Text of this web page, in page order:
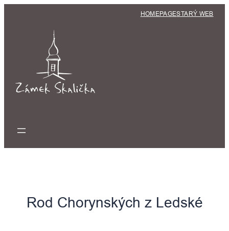
HOMEPAGESTARÝ WEB
Rod Chorynských z Ledské